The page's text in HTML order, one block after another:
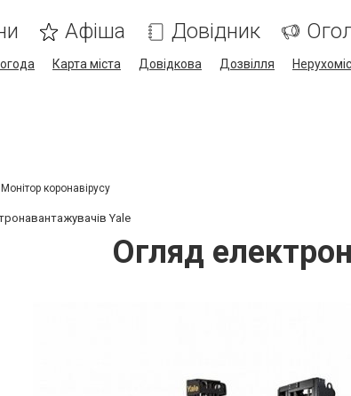
Афіша Довідник
Карта міста Довідкова Дозвілля
Монітор коронавірусу
Yale
Огляд